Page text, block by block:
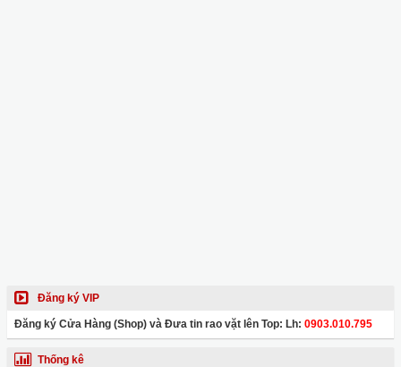
Đăng ký VIP
Đăng ký Cửa Hàng (Shop) và Đưa tin rao vặt lên Top: Lh: 0903.010.795
Thống kê